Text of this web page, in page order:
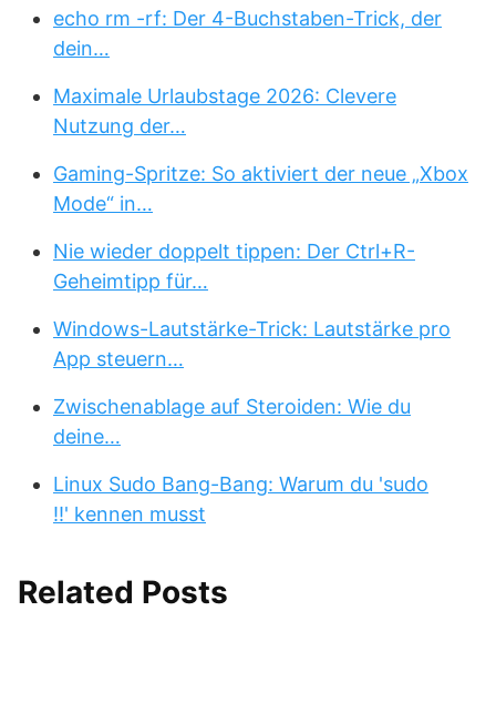
echo rm -rf: Der 4-Buchstaben-Trick, der
dein…
Maximale Urlaubstage 2026: Clevere
Nutzung der…
Gaming-Spritze: So aktiviert der neue „Xbox
Mode“ in…
Nie wieder doppelt tippen: Der Ctrl+R-
Geheimtipp für…
Windows-Lautstärke-Trick: Lautstärke pro
App steuern…
Zwischenablage auf Steroiden: Wie du
deine…
Linux Sudo Bang-Bang: Warum du 'sudo
!!' kennen musst
Related Posts